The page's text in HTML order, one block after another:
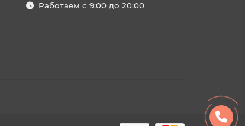
Работаем с 9:00 до 20:00